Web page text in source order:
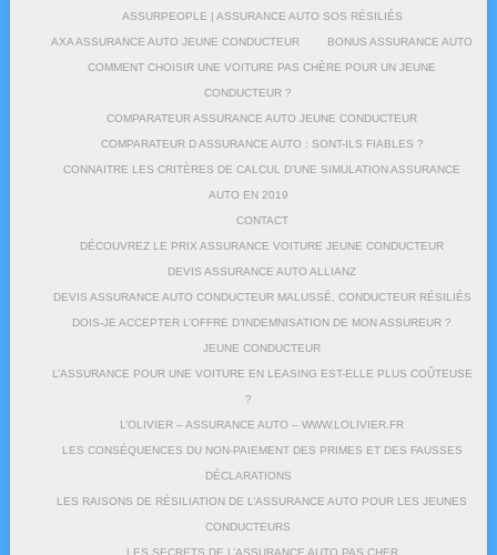
ASSURPEOPLE | ASSURANCE AUTO SOS RÉSILIÉS
AXA ASSURANCE AUTO JEUNE CONDUCTEUR BONUS ASSURANCE AUTO
COMMENT CHOISIR UNE VOITURE PAS CHÈRE POUR UN JEUNE
CONDUCTEUR ?
COMPARATEUR ASSURANCE AUTO JEUNE CONDUCTEUR
COMPARATEUR D ASSURANCE AUTO : SONT-ILS FIABLES ?
CONNAITRE LES CRITÈRES DE CALCUL D’UNE SIMULATION ASSURANCE
AUTO EN 2019
CONTACT
DÉCOUVREZ LE PRIX ASSURANCE VOITURE JEUNE CONDUCTEUR
DEVIS ASSURANCE AUTO ALLIANZ
DEVIS ASSURANCE AUTO CONDUCTEUR MALUSSÉ, CONDUCTEUR RÉSILIÉS
DOIS-JE ACCEPTER L’OFFRE D’INDEMNISATION DE MON ASSUREUR ?
JEUNE CONDUCTEUR
L’ASSURANCE POUR UNE VOITURE EN LEASING EST-ELLE PLUS COÛTEUSE
?
L’OLIVIER – ASSURANCE AUTO – WWW.LOLIVIER.FR
LES CONSÉQUENCES DU NON-PAIEMENT DES PRIMES ET DES FAUSSES
DÉCLARATIONS
LES RAISONS DE RÉSILIATION DE L’ASSURANCE AUTO POUR LES JEUNES
CONDUCTEURS
LES SECRETS DE L’ASSURANCE AUTO PAS CHER